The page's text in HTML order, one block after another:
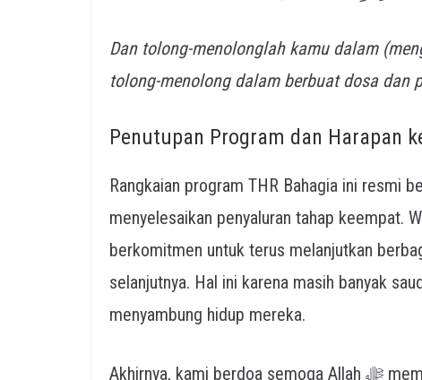
Dan tolong-menolonglah kamu dalam
tolong-menolong dalam berbuat dosa dan
Penutupan Program dan Harapan
Rangkaian program THR Bahagia ini resmi
menyelesaikan penyaluran tahap keempat.
berkomitmen untuk terus melanjutkan
selanjutnya. Hal ini karena masih banyak
menyambung hidup mereka.
Akhirnya, kami berdoa semoga Allah ﷻ membalas setiap amal ibadah para donatur dengan